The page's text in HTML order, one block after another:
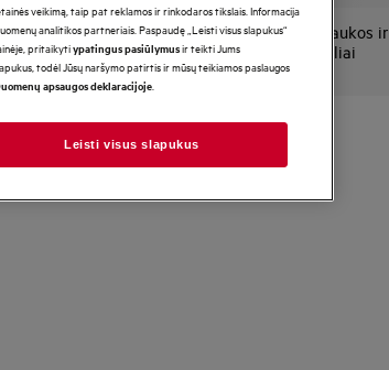
*Produkto puslapio galerijoje pateiktos nuotraukos ir
vaizdo įrašai yra tik iliustraciniai ir gali netiksliai
atvaizduoti šį modelį.
veikimą, taip pat reklamos ir rinkodaros tikslais. Informacija
analitikos partneriais. Paspaudę „Leisti visus slapukus“
pritaikytiypatingus pasiūlymusir teikti Jums
todėl Jūsų naršymo patirtis ir mūsų teikiamos paslaugos
apsaugos deklaracijoje
Leisti visus slapukus